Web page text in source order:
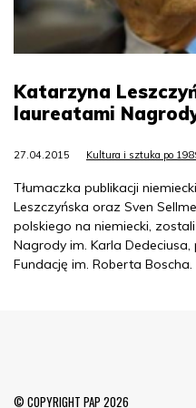
Katarzyna
laureatami
27.04.2015 Kultura i sztuka po
Tłumaczka publikacji
Leszczyńska oraz Sven
polskiego na niemiecki,
Nagrody im. Karla
Fundację im. Roberta Boscha.
© COPYRIGHT PAP 2026